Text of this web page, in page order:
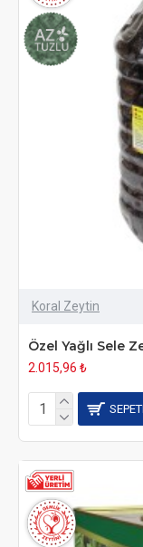
Koral Zeytin
Özel Yağlı Sele
2.015,96 ₺